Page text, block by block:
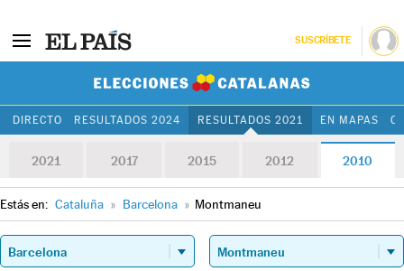
SUSCRÍBETE
DIRECTO RESULTADOS 2024 RESULTADOS 2021 EN MAPAS
2021 2017 2015 2012 2010
Estás en: Cataluña » Barcelona » Montmaneu